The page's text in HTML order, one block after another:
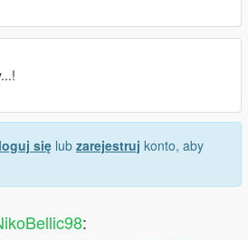
się lub zarejestruj konto, aby
: